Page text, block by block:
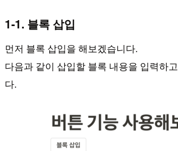
1-1. 블록 삽입
먼저 블록 삽입을 해보겠습니다.
다음과 같이 삽입할 블록 내용을 입력하고
다.